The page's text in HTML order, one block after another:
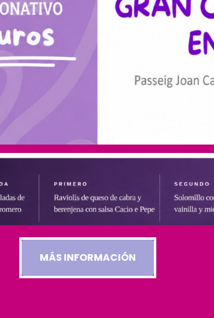
MÁS INFORMACIÓN